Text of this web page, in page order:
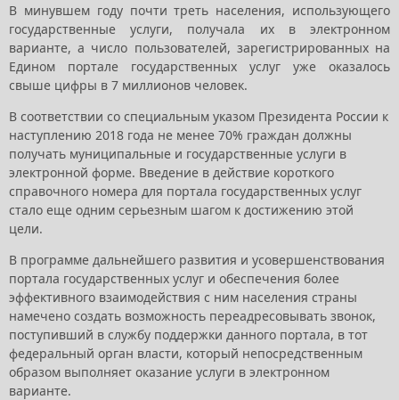
В минувшем году почти треть населения, использующего
государственные услуги, получала их в электронном
варианте, а число пользователей, зарегистрированных на
Едином портале государственных услуг уже оказалось
свыше цифры в 7 миллионов человек.
В соответствии со специальным указом Президента России к
наступлению 2018 года не менее 70% граждан должны
получать муниципальные и государственные услуги в
электронной форме. Введение в действие короткого
справочного номера для портала государственных услуг
стало еще одним серьезным шагом к достижению этой
цели.
В программе дальнейшего развития и усовершенствования
портала государственных услуг и обеспечения более
эффективного взаимодействия с ним населения страны
намечено создать возможность переадресовывать звонок,
поступивший в службу поддержки данного портала, в тот
федеральный орган власти, который непосредственным
образом выполняет оказание услуги в электронном
варианте.